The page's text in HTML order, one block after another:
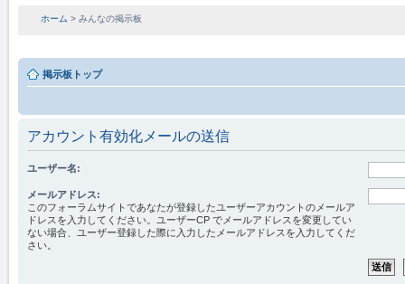
ホーム > みんなの掲示板
掲示板トップ
アカウント有効化メールの送信
ユーザー名:
メールアドレス:
このフォーラムサイトであなたが登録したユーザーアカウントのメールア
ドレスを入力してください。ユーザーCP でメールアドレスを変更してい
ない場合、ユーザー登録した際に入力したメールアドレスを入力してくだ
さい。